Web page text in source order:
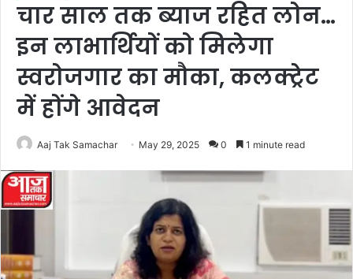
चार साल तक ब्याज रहित लोन…
इन लाभार्थियों को मिलेगा
स्वरोजगार का मौका, कलक्ट्रेट
में होंगे आवेदन
Aaj Tak Samachar May 29, 2025 0 1 minute read